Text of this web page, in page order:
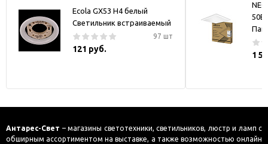
Ecola GX53 H4 белый
Светильник встраиваемый
97 шт
121 руб.
1
Антарес-Свет – магазины светотехники, светильников, люстр и ламп с
обширным ассортиментом на выставке, а также возможностью онлайн